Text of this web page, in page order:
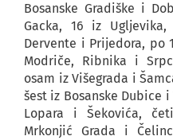
Bosanske Gradiške i
Gacka, 16 iz
Dervente i Prijedora, po
Modriče, Ribnika i
osam iz Višegrada i
šest iz Bosanske Dubice
Lopara i Šekovića,
Mrkonjić Grada i